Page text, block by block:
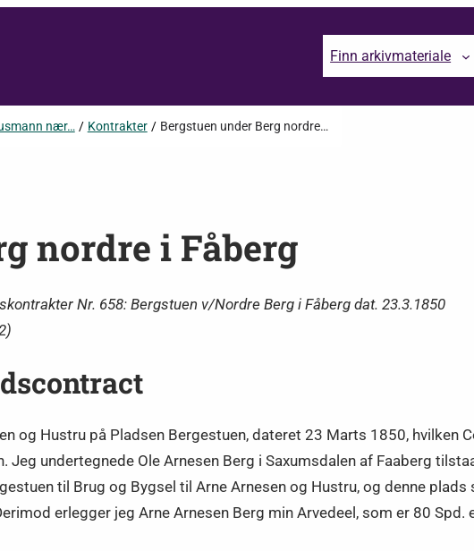
Finn arkivmateriale
nær… / Kontrakter / Bergstuen under Berg nordre…
nordre i Fåberg
Nr. 658: Bergstuen v/Nordre Berg i Fåberg dat. 23.3.1850
og Hustru på Pladsen Bergestuen, dateret 23 Marts 1850, hvilken
undertegnede Ole Arnesen Berg i Saxumsdalen af Faaberg
til Brug og Bygsel til Arne Arnesen og Hustru, og denne
erlegger jeg Arne Arnesen Berg min Arvedeel, som er 80